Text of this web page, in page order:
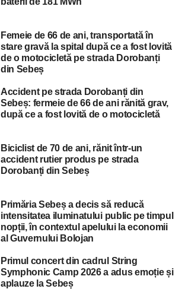
Femeie de 66 de ani, transportată în
stare gravă la spital după ce a fost lovită
de o motocicletă pe strada Dorobanți
din Sebeș
Accident pe strada Dorobanți din
Sebeș: fermeie de 66 de ani rănită grav,
după ce a fost lovită de o motocicletă
Biciclist de 70 de ani, rănit într-un
accident rutier produs pe strada
Dorobanți din Sebeș
Primăria Sebeș a decis să reducă
intensitatea iluminatului public pe timpul
nopții, în contextul apelului la economii
al Guvernului Bolojan
Primul concert din cadrul String
Symphonic Camp 2026 a adus emoție și
aplauze la Sebeș